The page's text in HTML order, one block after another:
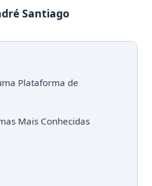
Santiago
Plataforma de
Mais Conhecidas